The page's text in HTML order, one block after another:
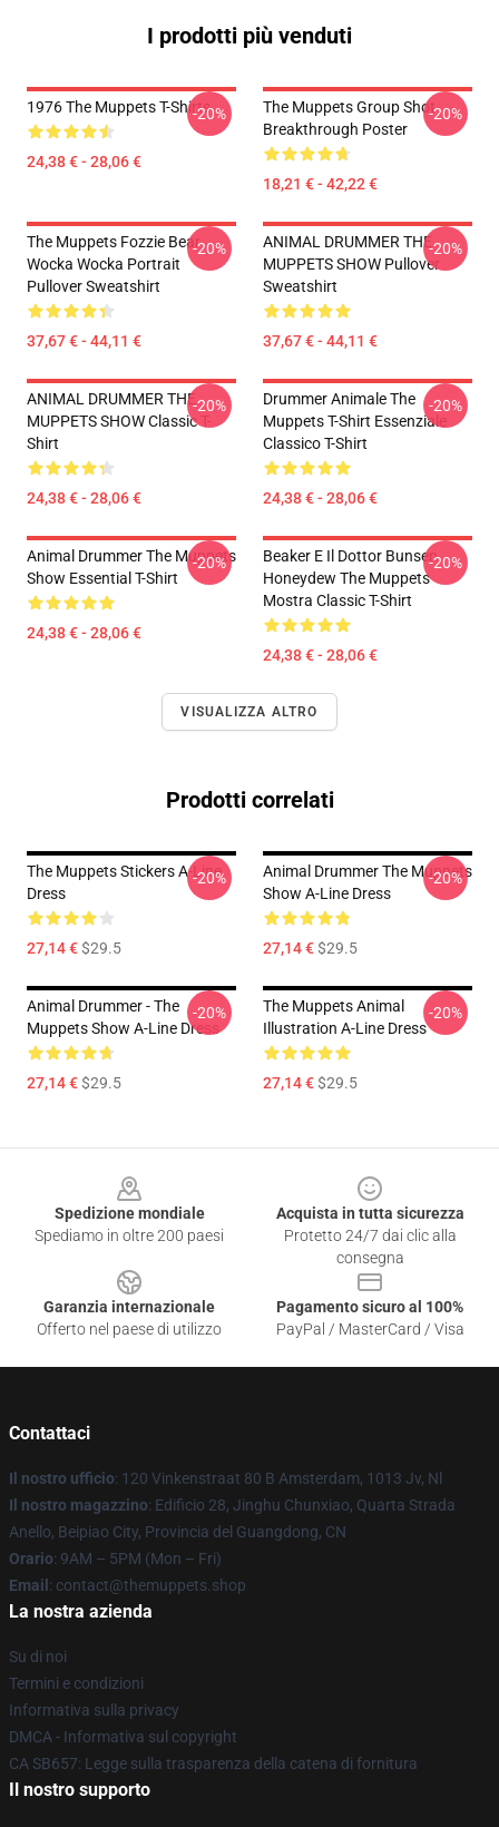
I prodotti più venduti
1976 The Muppets T-Shirts
24,38 € - 28,06 €
-20%
The Muppets Group Shot
Breakthrough Poster
18,21 € - 42,22 €
-20%
The Muppets Fozzie Bear
Wocka Wocka Portrait
Pullover Sweatshirt
37,67 € - 44,11 €
-20%
ANIMAL DRUMMER THE
MUPPETS SHOW Pullover
Sweatshirt
37,67 € - 44,11 €
-20%
ANIMAL DRUMMER THE
MUPPETS SHOW Classic T-
Shirt
24,38 € - 28,06 €
-20%
Drummer Animale The
Muppets T-Shirt Essenziale
Classico T-Shirt
24,38 € - 28,06 €
-20%
Animal Drummer The Muppets
Show Essential T-Shirt
24,38 € - 28,06 €
-20%
Beaker E Il Dottor Bunsen
Honeydew The Muppets
Mostra Classic T-Shirt
24,38 € - 28,06 €
-20%
VISUALIZZA ALTRO
Prodotti correlati
The Muppets Stickers A-Line
Dress
27,14 €$29.5
-20%
Animal Drummer The Muppets
Show A-Line Dress
27,14 €$29.5
-20%
Animal Drummer - The
Muppets Show A-Line Dress
27,14 €$29.5
-20%
The Muppets Animal
Illustration A-Line Dress
27,14 €$29.5
-20%
Spedizione mondiale
Spediamo in oltre 200 paesi
Acquista in tutta sicurezza
Protetto 24/7 dai clic alla
consegna
Garanzia internazionale
Offerto nel paese di utilizzo
Pagamento sicuro al 100%
PayPal / MasterCard / Visa
Contattaci
Il nostro ufficio: 120 Vinkenstraat 80 B Amsterdam, 1013 Jv, Nl
Il nostro magazzino: Edificio 28, Jinghu Chunxiao, Quarta Strada
Anello, Beipiao City, Provincia del Guangdong, CN
Orario: 9AM – 5PM (Mon – Fri)
Email : contact@themuppets.shop
La nostra azienda
Su di noi
Termini e condizioni
Informativa sulla privacy
DMCA - Informativa sul copyright
CA SB657: Legge sulla trasparenza della catena di fornitura
Il nostro supporto